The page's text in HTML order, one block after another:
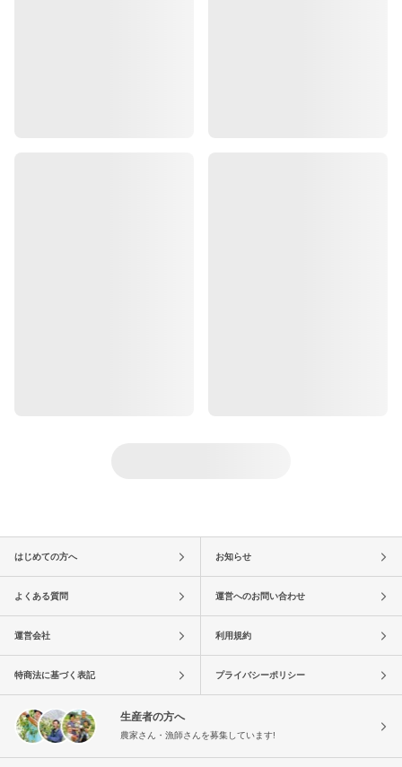
はじめての方へ お知らせ
よくある質問 運営へのお問い合わせ
運営会社 利用規約
特商法に基づく表記 プライバシーポリシー
生産者の方へ
農家さん・漁師さんを募集しています!